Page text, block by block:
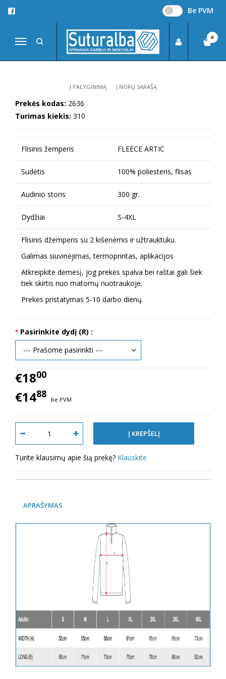
Be PVM
Navigacija
0
Pagrindinis DŽEMPERIAI, LIEMENĖS, MARŠKINĖLIAI
Džemperiai
Flisinis džemperis FLEECE ARTIC
FLISINIS DŽEMPERIS FLEECE ARTIC
Į PALYGINIMĄ Į NORŲ SĄRAŠĄ
Prekės kodas: 2636
Turimas kiekis: 310
Flisinis žemperis FLEECE ARTIC
Sudėtis 100% poliesteris, flisas
Audinio storis 300 gr.
Dydžiai S-4XL
Flisinis džemperis su 2 kišenėmis ir užtrauktuku.
Galimas siuvinėjimas, termoprintas, aplikacijos
Atkreipkite dėmesį, jog prekės spalva bei raštai gali šiek
tiek skirtis nuo matomų nuotraukoje.
Prekės pristatymas 5-10 darbo dienų.
Pasirinkite dydį (R) :
€1800
€1488 be PVM
Turite klausimų apie šią prekę? Klauskite
APRAŠYMAS